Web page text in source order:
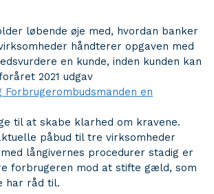
løbende øje med, hvordan banker
håndterer opgaven med
en kunde, inden kunden kan
2021 udgav
Forbrugerombudsmanden en
til at skabe klarhed om kravene.
påbud til tre virksomheder
långivernes procedurer stadig er
forbrugeren mod at stifte gæld, som
har råd til.